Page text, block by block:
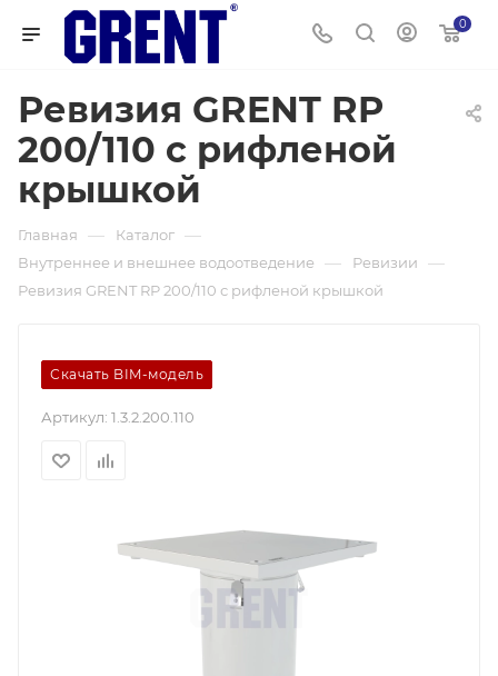
0
Ревизия GRENT RP
200/110 с рифленой
крышкой
Главная — Каталог —
Внутреннее и внешнее водоотведение — Ревизии —
Ревизия GRENT RP 200/110 с рифленой крышкой
Скачать BIM-модель
Артикул: 1.3.2.200.110